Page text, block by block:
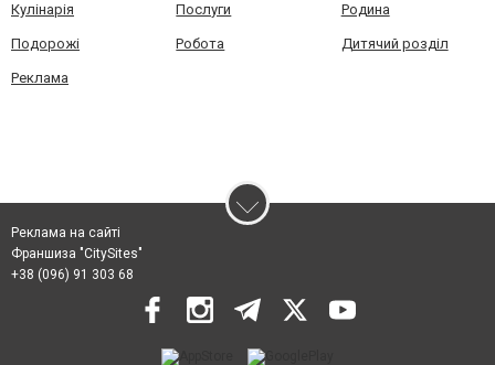
Кулінарія Послуги Родина
Подорожі Робота Дитячий розділ
Реклама
Реклама на сайті
Франшиза "CitySites"
+38 (096) 91 303 68